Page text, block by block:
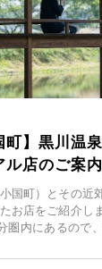
町】黒川温
ル店のご案内
国町）とその近
お店をご紹介し
圏内にあるので
ストランなど、